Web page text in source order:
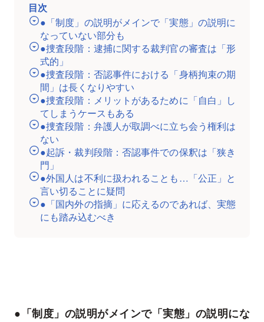
目次
●「制度」の説明がメインで「実態」の説明に
なっていない部分も
●捜査段階：逮捕に関する裁判官の審査は「形
式的」
●捜査段階：否認事件における「身柄拘束の期
間」は長くなりやすい
●捜査段階：メリットがあるために「自白」し
てしまうケースもある
●捜査段階：弁護人が取調べに立ち会う権利は
ない
●起訴・裁判段階：否認事件での保釈は「狭き
門」
●外国人は不利に扱われることも…「公正」と
言い切ることに疑問
●「国内外の指摘」に応えるのであれば、実態
にも踏み込むべき
●「制度」の説明がメインで「実態」の説明にな